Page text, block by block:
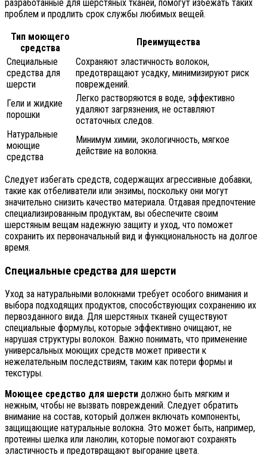
разработанные для шерстяных тканей, помогут избежать таких
проблем и продлить срок службы любимых вещей.
Тип моющего
средства
Преимущества
Специальные
средства для
шерсти
Сохраняют эластичность волокон,
предотвращают усадку, минимизируют риск
повреждений.
Гели и жидкие
порошки
Легко растворяются в воде, эффективно
удаляют загрязнения, не оставляют
остаточных следов.
Натуральные
моющие
средства
Минимум химии, экологичность, мягкое
действие на волокна.
Следует избегать средств, содержащих агрессивные добавки,
такие как отбеливатели или энзимы, поскольку они могут
значительно снизить качество материала. Отдавая предпочтение
специализированным продуктам, вы обеспечите своим
шерстяным вещам надежную защиту и уход, что поможет
сохранить их первоначальный вид и функциональность на долгое
время.
Специальные средства для шерсти
Уход за натуральными волокнами требует особого внимания и
выбора подходящих продуктов, способствующих сохранению их
первозданного вида. Для шерстяных тканей существуют
специальные формулы, которые эффективно очищают, не
нарушая структуры волокон. Важно понимать, что применение
универсальных моющих средств может привести к
нежелательным последствиям, таким как потери формы и
текстуры.
Моющее средство для шерсти должно быть мягким и
нежным, чтобы не вызвать повреждений. Следует обратить
внимание на состав, который должен включать компоненты,
защищающие натуральные волокна. Это может быть, например,
протеины шелка или ланолин, которые помогают сохранять
эластичность и предотвращают выгорание цвета.